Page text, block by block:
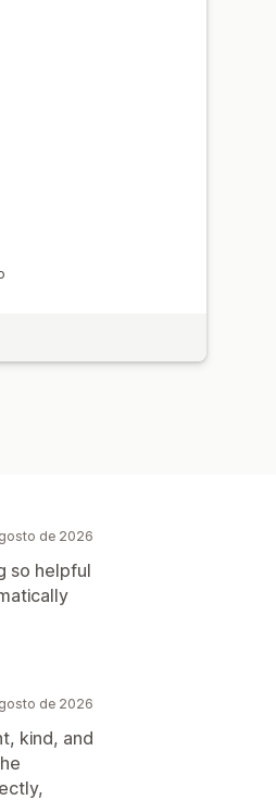
de 2026
so helpful
de 2026
kind, and